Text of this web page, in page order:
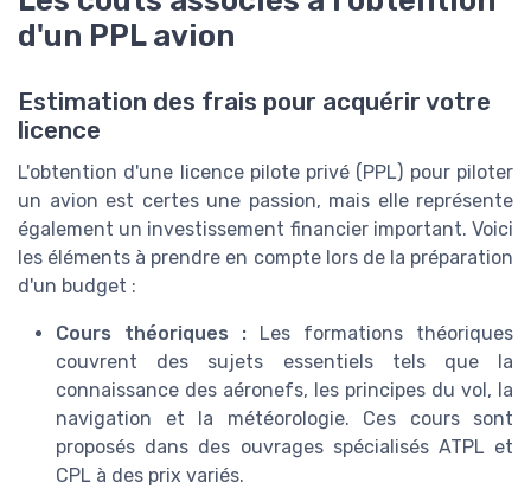
d'un PPL avion
Estimation des frais pour acquérir votre
licence
L'obtention d'une licence pilote privé (PPL) pour piloter
un avion est certes une passion, mais elle représente
également un investissement financier important. Voici
les éléments à prendre en compte lors de la préparation
d'un budget :
Cours théoriques : Les formations théoriques
couvrent des sujets essentiels tels que la
connaissance des aéronefs, les principes du vol, la
navigation et la météorologie. Ces cours sont
proposés dans des ouvrages spécialisés ATPL et
CPL à des prix variés.